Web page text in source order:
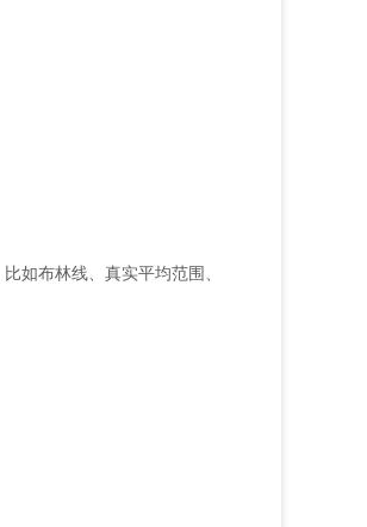
布林线、真实平均范围、